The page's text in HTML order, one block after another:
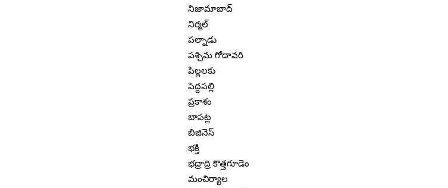
నిజామాబాద్
నిర్మల్
పల్నాడు
పశ్చిమ గోదావరి
పిల్లలకు
పెద్దపల్లి
ప్రకాశం
బాపట్ల
బిజినెస్
భక్తి
భద్రాద్రి కొత్తగూడెం
మంచిర్యాల